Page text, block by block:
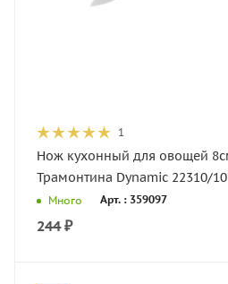
1
Нож кухонный для овощей
Трамонтина Dynamic 22310/
Много Арт. : 359097
244₽